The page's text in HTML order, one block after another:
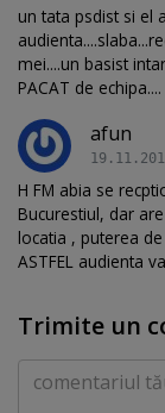
un tata psdist si el
mei....un basist
PACAT de echipa....
afun
H FM abia se
Bucurestiul, dar
locatia , puterea
ASTFEL audienta
Trimite un
Comentariu